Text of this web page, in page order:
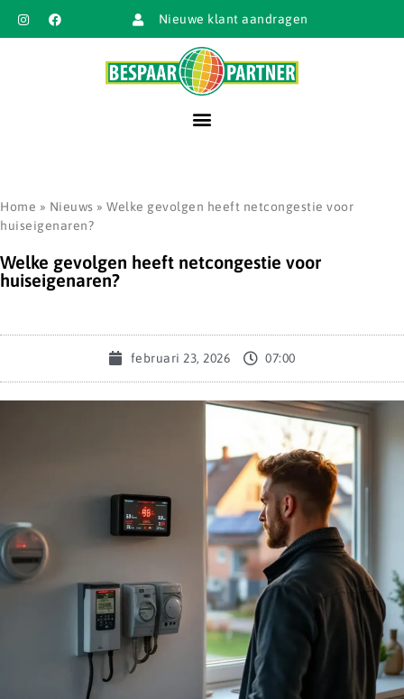
Nieuwe klant aandragen
Home » Nieuws » Welke gevolgen heeft netcongestie voor
huiseigenaren?
Welke gevolgen heeft netcongestie voor
huiseigenaren?
februari 23, 2026 07:00